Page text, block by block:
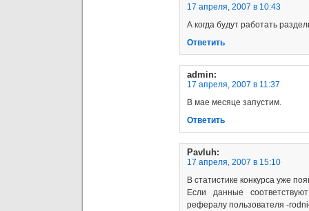
17 апреля, 2007 в 10:43
А когда будут работать
Ответить
admin:
17 апреля, 2007 в 11:37
В мае месяце запустим.
Ответить
Pavluh:
17 апреля, 2007 в 15:10
В статистике конкурса уже
Если данные
рефералу пользователя -